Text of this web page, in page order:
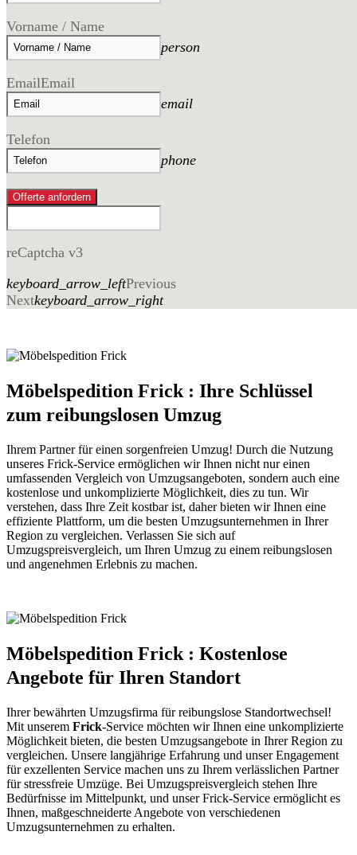
Vorname / Name
person
EmailEmail
email
Telefon
phone
Offerte anfordern
reCaptcha v3
keyboard_arrow_leftPrevious
Nextkeyboard_arrow_right
Möbelspedition Frick : Ihre Schlüssel
zum reibungslosen Umzug
Ihrem Partner für einen sorgenfreien Umzug! Durch die Nutzung
unseres Frick-Service ermöglichen wir Ihnen nicht nur einen
umfassenden Vergleich von Umzugsangeboten, sondern auch eine
kostenlose und unkomplizierte Möglichkeit, dies zu tun. Wir
verstehen, dass Ihre Zeit kostbar ist, daher bieten wir Ihnen eine
effiziente Plattform, um die besten Umzugsunternehmen in Ihrer
Region zu vergleichen. Verlassen Sie sich auf
Umzugspreisvergleich, um Ihren Umzug zu einem reibungslosen
und angenehmen Erlebnis zu machen.
Möbelspedition Frick : Kostenlose
Angebote für Ihren Standort
Ihrer bewährten Umzugsfirma für reibungslose Standortwechsel!
Mit unserem Frick-Service möchten wir Ihnen eine unkomplizierte
Möglichkeit bieten, die besten Umzugsangebote in Ihrer Region zu
vergleichen. Unsere langjährige Erfahrung und unser Engagement
für exzellenten Service machen uns zu Ihrem verlässlichen Partner
für stressfreie Umzüge. Bei Umzugspreisvergleich stehen Ihre
Bedürfnisse im Mittelpunkt, und unser Frick-Service ermöglicht es
Ihnen, maßgeschneiderte Angebote von verschiedenen
Umzugsunternehmen zu erhalten.